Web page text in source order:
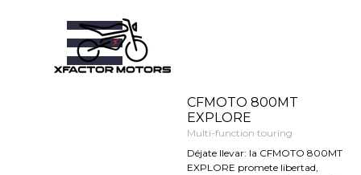
CFMOTO 800MT
EXPLORE
Multi-function touring
Déjate llevar: la CFMOTO 800MT
EXPLORE promete libertad,